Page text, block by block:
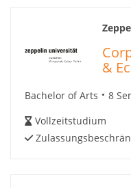
&
Bachelor of Arts
8
Vollzeitstudium